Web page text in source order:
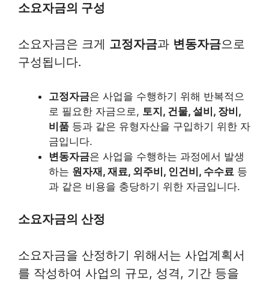
소요자금의 구성
소요자금은 크게 고정자금과 변동자금으로
구성됩니다.
고정자금은 사업을 수행하기 위해 반복적으
로 필요한 자금으로, 토지, 건물, 설비, 장비,
비품 등과 같은 유형자산을 구입하기 위한 자
금입니다.
변동자금은 사업을 수행하는 과정에서 발생
하는 원자재, 재료, 외주비, 인건비, 수수료 등
과 같은 비용을 충당하기 위한 자금입니다.
소요자금의 산정
소요자금을 산정하기 위해서는 사업계획서
를 작성하여 사업의 규모, 성격, 기간 등을